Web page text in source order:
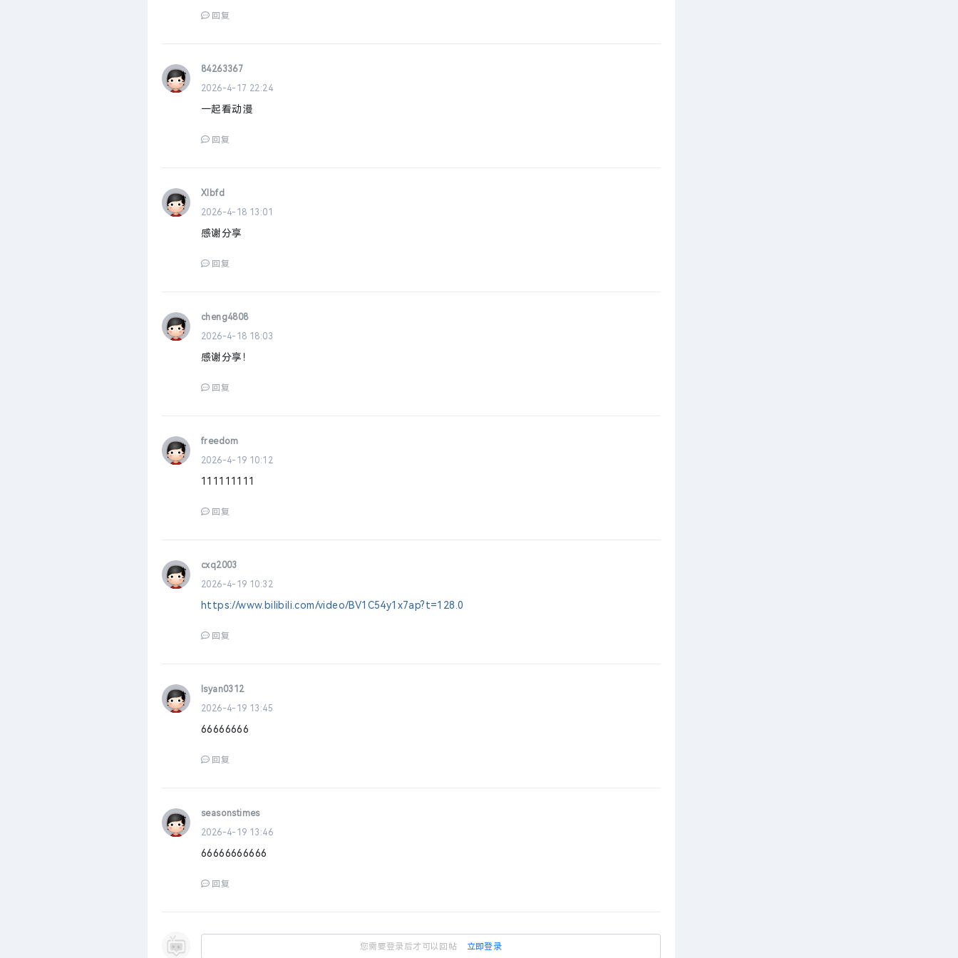
回复
84263367
2026-4-17 22:24
一起看动漫
回复
Xlbfd
2026-4-18 13:01
感谢分享
回复
cheng4808
2026-4-18 18:03
感谢分享！
回复
freedom
2026-4-19 10:12
111111111
回复
cxq2003
2026-4-19 10:32
https://www.bilibili.com/video/BV1C54y1x7ap?t=128.0
回复
lsyan0312
2026-4-19 13:45
66666666
回复
seasonstimes
2026-4-19 13:46
66666666666
回复
您需要登录后才可以回帖 立即登录